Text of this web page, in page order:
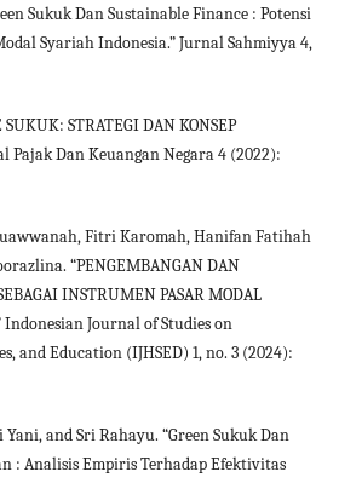
Sukuk Dan Sustainable Finance : Potensi
Syariah Indonesia.” Jurnal Sahmiyya 4,
STRATEGI DAN KONSEP
Pajak Dan Keuangan Negara 4 (2022):
Fitri Karomah, Hanifan Fatihah
“PENGEMBANGAN DAN
INSTRUMEN PASAR MODAL
Indonesian Journal of Studies on
and Education (IJHSED) 1, no. 3 (2024):
and Sri Rahayu. “Green Sukuk Dan
: Analisis Empiris Terhadap Efektivitas